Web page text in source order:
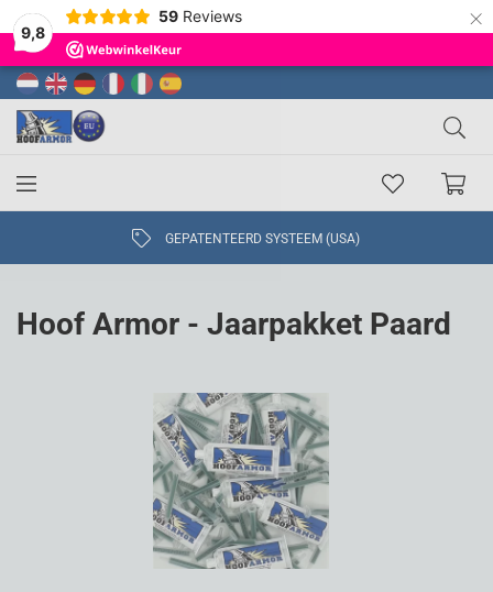
9,8
59 Reviews ×
GEPATENTEERD SYSTEEM (USA)
Hoof Armor - Jaarpakket Paard